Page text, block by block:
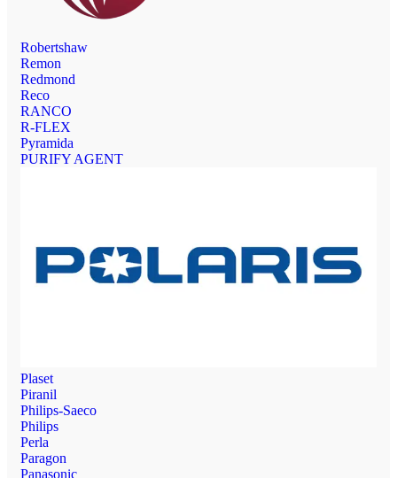
Robertshaw
Remon
Redmond
Reco
RANCO
R-FLEX
Pyramida
PURIFY AGENT
Plaset
Piranil
Philips-Saeco
Philips
Perla
Paragon
Panasonic